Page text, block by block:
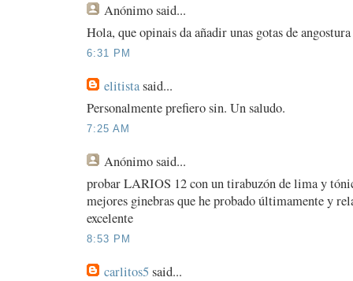
Anónimosaid...
Hola, que opinais da añadir unas gotas de
6:31 PM
elitistasaid...
Personalmente prefiero sin. Un saludo.
7:25 AM
Anónimosaid...
probar LARIOS 12 con un tirabuzón de lima y
mejores ginebras que he probado últimamente y
excelente
8:53 PM
carlitos5 said...